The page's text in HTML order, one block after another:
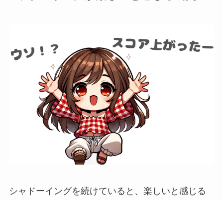
シャドーイングを続けていると、楽しいと感じる